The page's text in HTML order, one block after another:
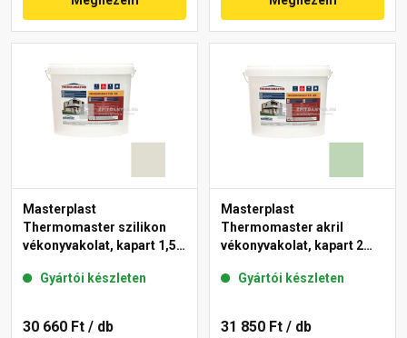
Masterplast
Thermomaster szilikon
vékonyvakolat, kapart 1,5
Gyártói készleten
30 660 Ft / db
Masterplast
Thermomaster akril
vékonyvakolat, kapart 2
Gyártói készleten
31 850 Ft / db